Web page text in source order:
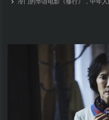
冷门的华语电影《修行》，中年